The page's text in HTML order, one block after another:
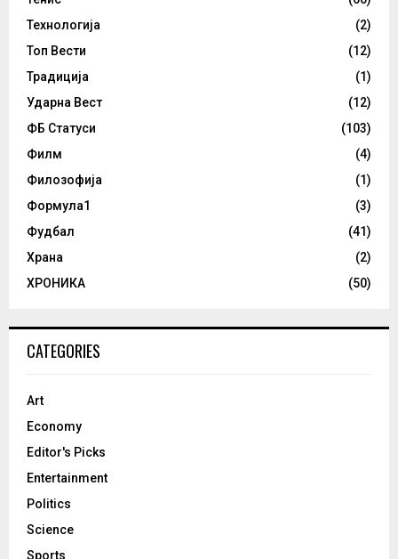
Технологија
(2)
Топ Вести
(12)
Традиција
(1)
Ударна Вест
(12)
ФБ Статуси
(103)
Филм
(4)
Филозофија
(1)
Формула1
(3)
Фудбал
(41)
Храна
(2)
ХРОНИКА
(50)
CATEGORIES
Art
Economy
Editor's Picks
Entertainment
Politics
Science
Sports